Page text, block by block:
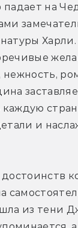
на
нежность,
и
из тени